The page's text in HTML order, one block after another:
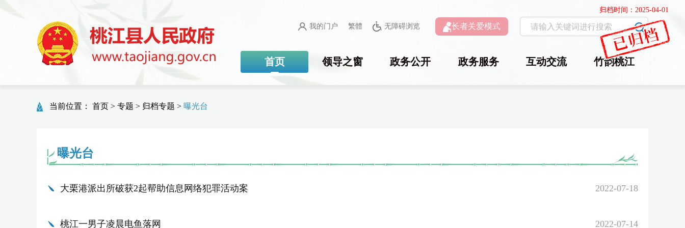
我的门户 繁體 无障碍浏览 长者关爱模式
首页 领导之窗 政务公开 政务服务 互动交流 竹韵桃江
归档时间：2025-04-01
当前位置： 首页 > 专题 > 归档专题 > 曝光台
曝光台
大栗港派出所破获2起帮助信息网络犯罪活动案 2022-07-18
桃江一男子凌晨电鱼落网 2022-07-14